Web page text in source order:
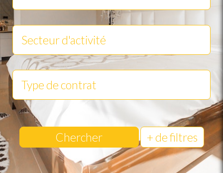
Chercher + de filtres